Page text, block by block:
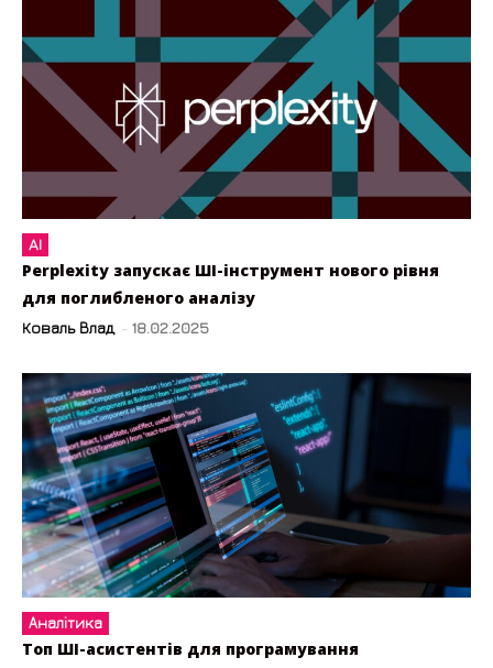
AI
Perplexity запускає ШІ-інструмент нового рівня
для поглибленого аналізу
Коваль Влад - 18.02.2025
Аналітика
Топ ШІ-асистентів для програмування